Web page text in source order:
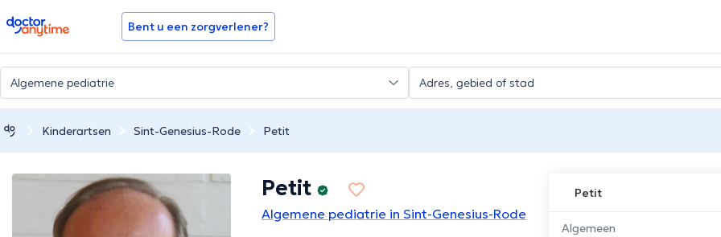
doctoranytime Bent u een zorgverlener?
Kinderartsen Sint-Genesius-Rode Petit
Petit
Algemeen
Petit
Algemene pediatrie in Sint-Genesius-Rode